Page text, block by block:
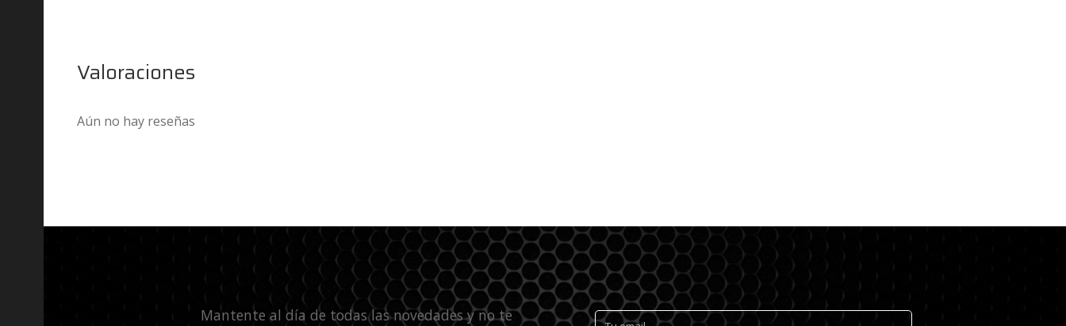
Valoraciones
Aún no hay reseñas
Mantente al día de todas las novedades y no te